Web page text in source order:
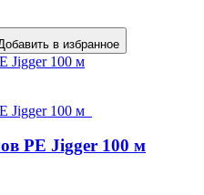
в избранное
PE Jigger 100 м